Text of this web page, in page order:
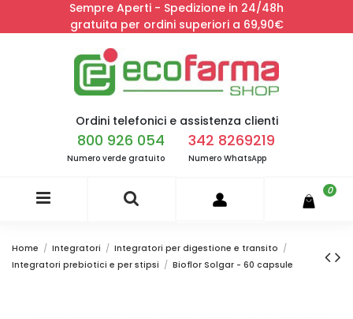
Sempre Aperti - Spedizione in 24/48h
gratuita per ordini superiori a 69,90€
Ordini telefonici e assistenza clienti
800 926 054
Numero verde gratuito
342 8269219
Numero WhatsApp
0
Home Integratori
Integratori per digestione e transito
Integratori prebiotici e per stipsi
Bioflor Solgar - 60 capsule